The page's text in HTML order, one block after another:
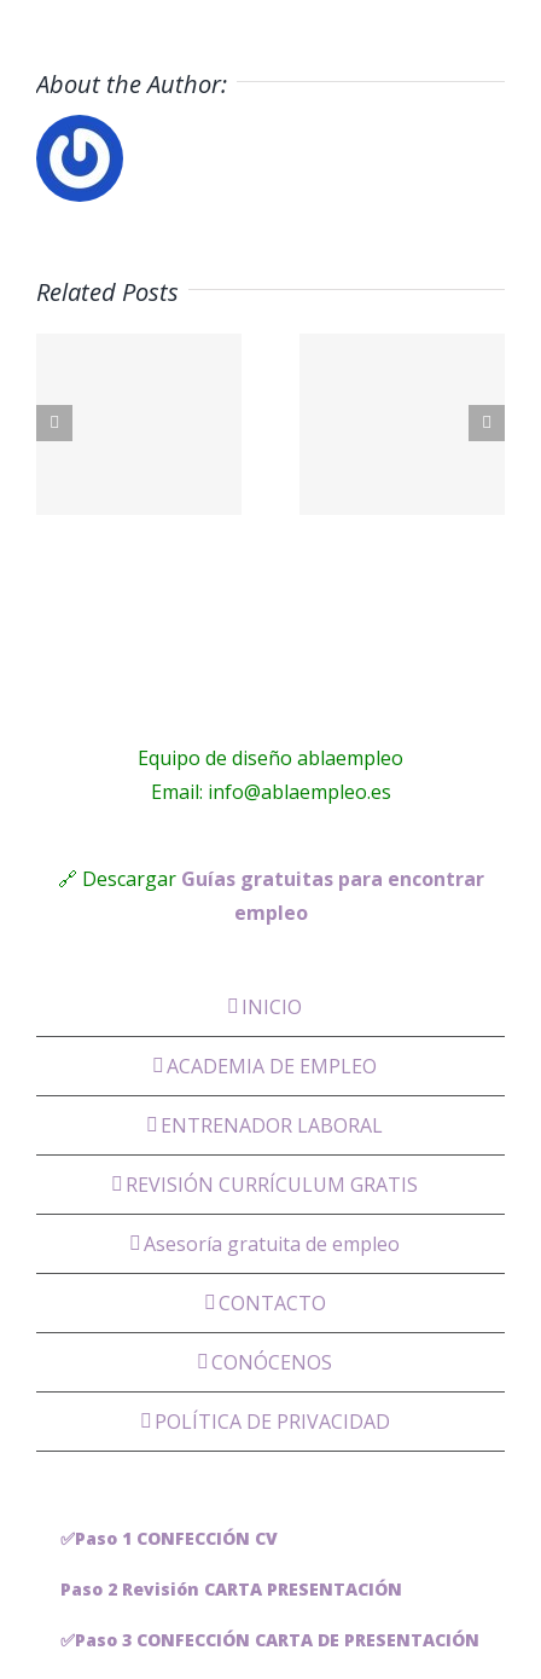
About the Author:
Related Posts
EMBL
Equipo de diseño ablaempleo
Email: info@ablaempleo.es
🔗 Descargar Guías gratuitas para encontrar
empleo
INICIO
ACADEMIA DE EMPLEO
ENTRENADOR LABORAL
REVISIÓN CURRÍCULUM GRATIS
Asesoría gratuita de empleo
CONTACTO
CONÓCENOS
POLÍTICA DE PRIVACIDAD
✅Paso 1 CONFECCIÓN CV
Paso 2 Revisión CARTA PRESENTACIÓN
✅Paso 3 CONFECCIÓN CARTA DE PRESENTACIÓN